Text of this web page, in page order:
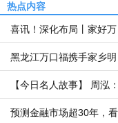
热点内容
喜讯！深化布局丨家好万
黑龙江万口福携手家乡明
【今日名人故事】 周泓：
预测金融市场超30年，